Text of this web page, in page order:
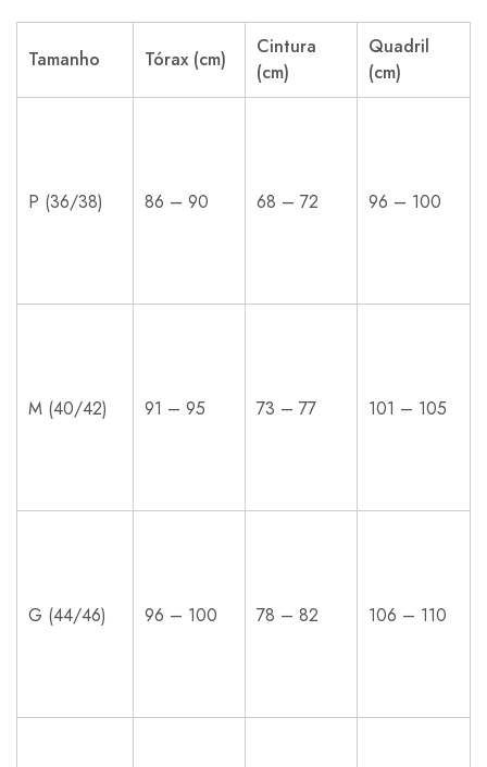
Tamanho Tórax (cm)
Cintura
(cm)
Quadril
(cm)
P (36/38) 86 – 90 68 – 72 96 – 100
M (40/42) 91 – 95 73 – 77 101 – 105
G (44/46) 96 – 100 78 – 82 106 – 110